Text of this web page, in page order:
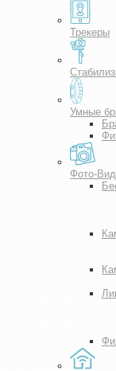
Трекеры
Умные
Фото-